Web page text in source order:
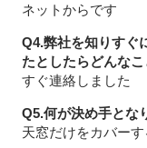
ネットからです
Q4.弊社を知りすぐ
たとしたらどんな
すぐ連絡しました
Q5.何が決め手とな
天窓だけをカバー